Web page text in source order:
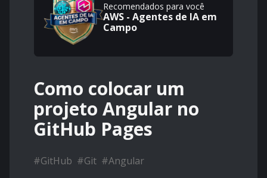
Recomendados para você
AWS - Agentes de IA em
Campo
Como colocar um
projeto Angular no
GitHub Pages
#GitHub #Git #Angular